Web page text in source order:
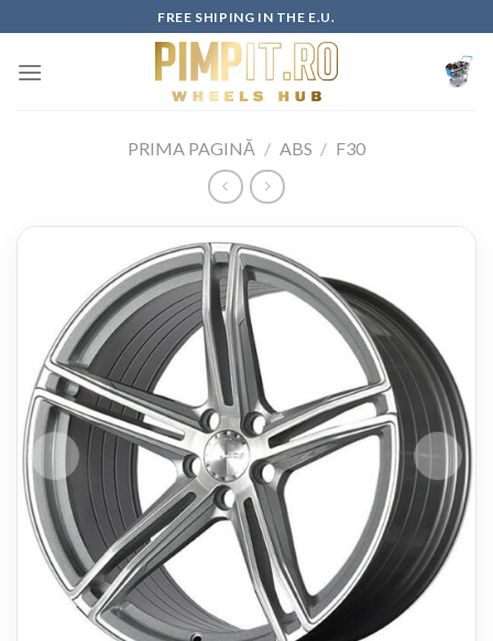
to
content
FREE SHIPING IN THE E.U.
PRIMA PAGINĂ / ABS / F30